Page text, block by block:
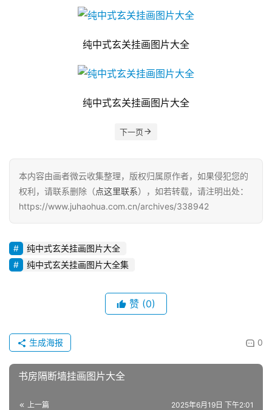
纯中式玄关挂画图片大全
纯中式玄关挂画图片大全
下一页
本内容由画者微云收集整理，版权归属原作者，如果侵犯您的
权利，请联系删除（点这里联系），如若转载，请注明出处：
https://www.juhaohua.com.cn/archives/338942
纯中式玄关挂画图片大全
纯中式玄关挂画图片大全集
赞 (0)
0
生成海报
书房隔断墙挂画图片大全
上一篇 2025年6月19日 下午2:01